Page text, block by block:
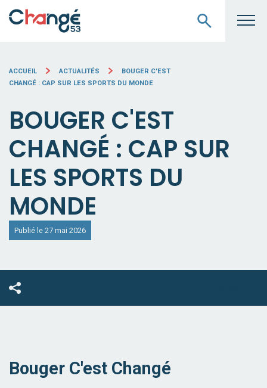
ACCUEIL ACTUALITÉS
BOUGER C'EST
CHANGÉ : CAP SUR LES SPORTS DU MONDE
BOUGER C'EST
CHANGÉ : CAP SUR
LES SPORTS DU
MONDE
Publié le 27 mai 2026
Bouger C'est Changé